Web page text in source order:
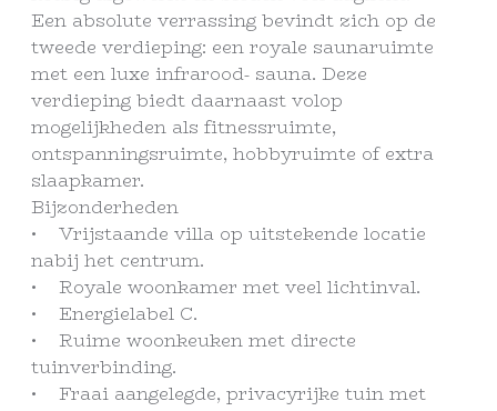
Een absolute verrassing bevindt zich op de
tweede verdieping: een royale saunaruimte
met een luxe infrarood- sauna. Deze
verdieping biedt daarnaast volop
mogelijkheden als fitnessruimte,
ontspanningsruimte, hobbyruimte of extra
slaapkamer.
Bijzonderheden
• Vrijstaande villa op uitstekende locatie
nabij het centrum.
• Royale woonkamer met veel lichtinval.
• Energielabel C.
• Ruime woonkeuken met directe
tuinverbinding.
• Fraai aangelegde, privacyrijke tuin met